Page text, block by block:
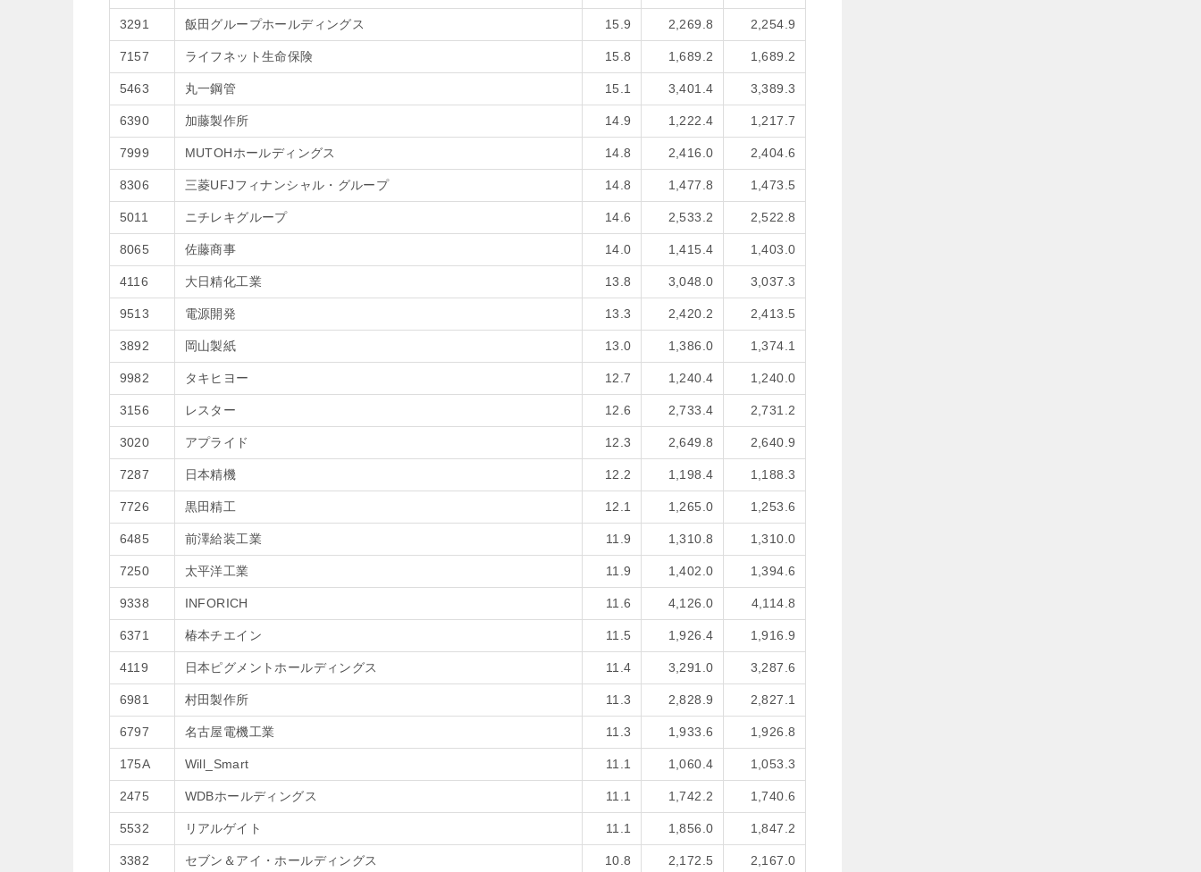
3291 飯田グループホールディングス 15.9 2,269.8 2,254.9
7157 ライフネット生命保険 15.8 1,689.2 1,689.2
5463 丸一鋼管 15.1 3,401.4 3,389.3
6390 加藤製作所 14.9 1,222.4 1,217.7
7999 MUTOHホールディングス 14.8 2,416.0 2,404.6
8306 三菱UFJフィナンシャル・グループ 14.8 1,477.8 1,473.5
5011 ニチレキグループ 14.6 2,533.2 2,522.8
8065 佐藤商事 14.0 1,415.4 1,403.0
4116 大日精化工業 13.8 3,048.0 3,037.3
9513 電源開発 13.3 2,420.2 2,413.5
3892 岡山製紙 13.0 1,386.0 1,374.1
9982 タキヒヨー 12.7 1,240.4 1,240.0
3156 レスター 12.6 2,733.4 2,731.2
3020 アプライド 12.3 2,649.8 2,640.9
7287 日本精機 12.2 1,198.4 1,188.3
7726 黒田精工 12.1 1,265.0 1,253.6
6485 前澤給装工業 11.9 1,310.8 1,310.0
7250 太平洋工業 11.9 1,402.0 1,394.6
9338 INFORICH 11.6 4,126.0 4,114.8
6371 椿本チエイン 11.5 1,926.4 1,916.9
4119 日本ピグメントホールディングス 11.4 3,291.0 3,287.6
6981 村田製作所 11.3 2,828.9 2,827.1
6797 名古屋電機工業 11.3 1,933.6 1,926.8
175A Will_Smart 11.1 1,060.4 1,053.3
2475 WDBホールディングス 11.1 1,742.2 1,740.6
5532 リアルゲイト 11.1 1,856.0 1,847.2
3382 セブン＆アイ・ホールディングス 10.8 2,172.5 2,167.0